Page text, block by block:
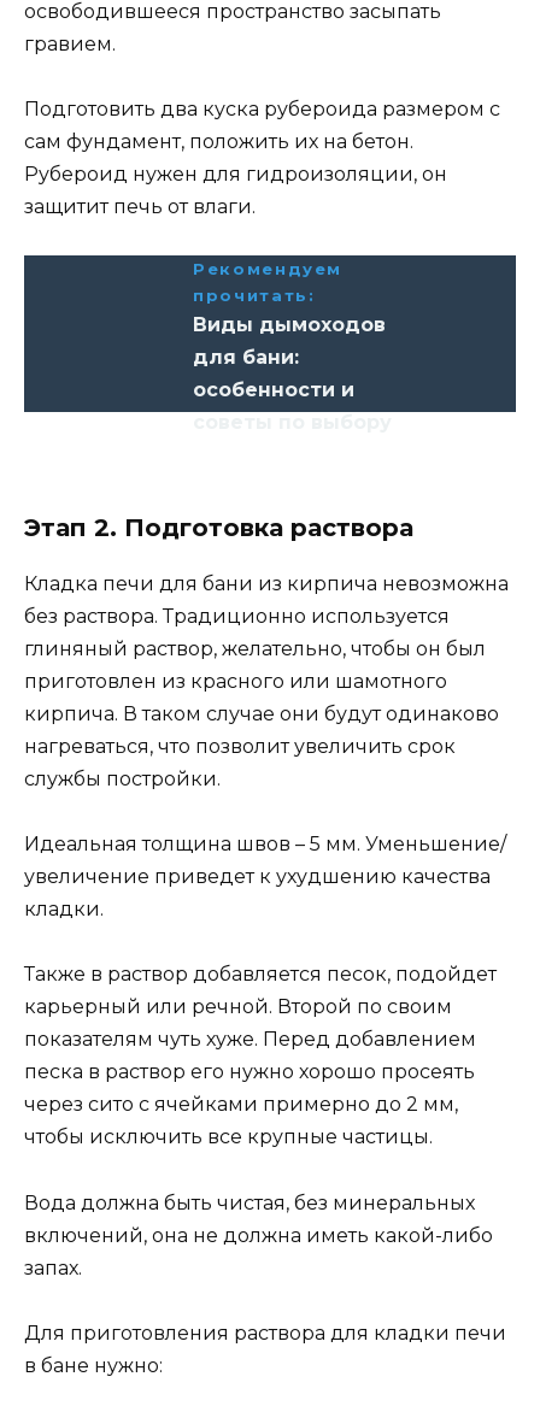
освободившееся пространство засыпать
гравием.
Подготовить два куска рубероида размером с
сам фундамент, положить их на бетон.
Рубероид нужен для гидроизоляции, он
защитит печь от влаги.
Рекомендуем
прочитать:
Виды дымоходов
для бани:
особенности и
Этап 2. Подготовка раствора
Кладка печи для бани из кирпича невозможна
без раствора. Традиционно используется
глиняный раствор, желательно, чтобы он был
приготовлен из красного или шамотного
кирпича. В таком случае они будут одинаково
нагреваться, что позволит увеличить срок
службы постройки.
Идеальная толщина швов – 5 мм. Уменьшение/
увеличение приведет к ухудшению качества
кладки.
Также в раствор добавляется песок, подойдет
карьерный или речной. Второй по своим
показателям чуть хуже. Перед добавлением
песка в раствор его нужно хорошо просеять
через сито с ячейками примерно до 2 мм,
чтобы исключить все крупные частицы.
Вода должна быть чистая, без минеральных
включений, она не должна иметь какой-либо
запах.
Для приготовления раствора для кладки печи
в бане нужно: